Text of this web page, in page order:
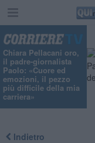
Chiara Pellacani oro,
il padre-giornalista
Paolo: «Cuore ed
emozioni, il pezzo
più difficile della mia
carriera»
Indietro